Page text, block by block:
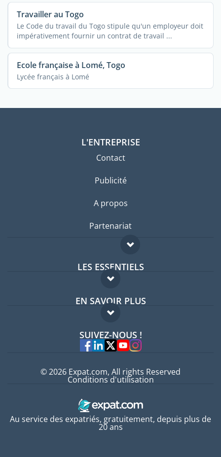
Travailler au Togo
Le Code du travail du Togo stipule qu'un employeur doit
impérativement fournir un contrat de travail ...
Ecole française à Lomé, Togo
Lycée français à Lomé
L'ENTREPRISE
Contact
Publicité
A propos
Partenariat
LES ESSENTIELS
Forum expatriés
Guides pays
EN SAVOIR PLUS
FAQ
Experts
SUIVEZ-NOUS !
Au service des expatriés, gratuitement, depuis plus de
20 ans
© 2026 Expat.com, All rights Reserved
Conditions d'utilisation